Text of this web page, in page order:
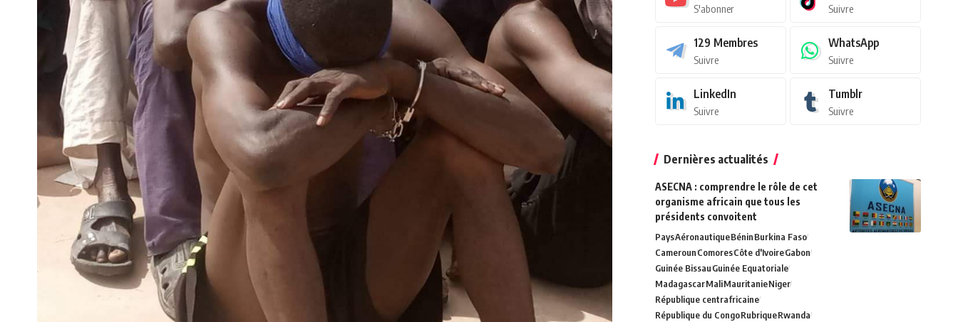
S'abonner Suivre
129 Membres
Suivre
WhatsApp
Suivre
LinkedIn
Suivre
Tumblr
Suivre
Dernières actualités
ASECNA : comprendre le rôle de cet
organisme africain que tous les
présidents convoitent
PaysAéronautiqueBéninBurkina Faso
CamerounComoresCôte d'IvoireGabon
Guinée BissauGuinée Equatoriale
MadagascarMaliMauritanieNiger
République centrafricaine
République du CongoRubriqueRwanda